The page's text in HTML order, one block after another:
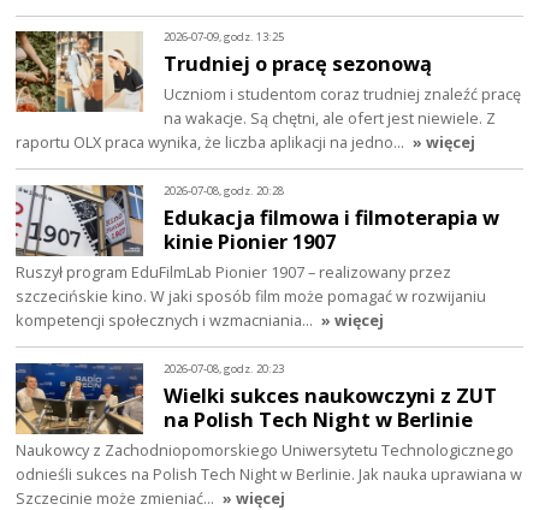
2026-07-09, godz. 13:25
Trudniej o pracę sezonową
Uczniom i studentom coraz trudniej znaleźć pracę
na wakacje. Są chętni, ale ofert jest niewiele. Z
raportu OLX praca wynika, że liczba aplikacji na jedno… » więcej
2026-07-08, godz. 20:28
Edukacja filmowa i filmoterapia w
kinie Pionier 1907
Ruszył program EduFilmLab Pionier 1907 – realizowany przez
szczecińskie kino. W jaki sposób film może pomagać w rozwijaniu
kompetencji społecznych i wzmacniania… » więcej
2026-07-08, godz. 20:23
Wielki sukces naukowczyni z ZUT
na Polish Tech Night w Berlinie
Naukowcy z Zachodniopomorskiego Uniwersytetu Technologicznego
odnieśli sukces na Polish Tech Night w Berlinie. Jak nauka uprawiana w
Szczecinie może zmieniać… » więcej